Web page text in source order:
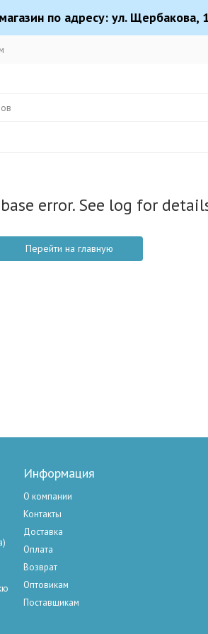
по адресу: ул.
error. See log for
Перейти на главную
Информация
О компании
Контакты
Доставка
Оплата
Возврат
Оптовикам
Поставщикам